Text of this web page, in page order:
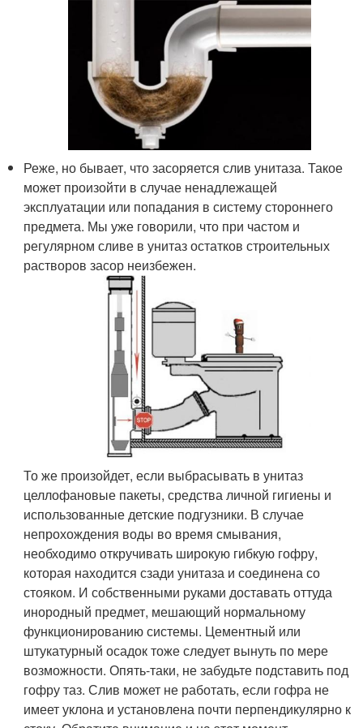
Реже, но бывает, что засоряется слив унитаза. Такое
может произойти в случае ненадлежащей
эксплуатации или попадания в систему стороннего
предмета. Мы уже говорили, что при частом и
регулярном сливе в унитаз остатков строительных
растворов засор неизбежен.
То же произойдет, если выбрасывать в унитаз
целлофановые пакеты, средства личной гигиены и
использованные детские подгузники. В случае
непрохождения воды во время смывания,
необходимо откручивать широкую гибкую гофру,
которая находится сзади унитаза и соединена со
стояком. И собственными руками доставать оттуда
инородный предмет, мешающий нормальному
функционированию системы. Цементный или
штукатурный осадок тоже следует вынуть по мере
возможности. Опять-таки, не забудьте подставить под
гофру таз. Слив может не работать, если гофра не
имеет уклона и установлена почти перпендикулярно к